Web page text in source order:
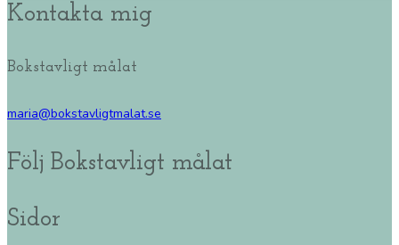
Kontakta mig
Bokstavligt målat
maria@bokstavligtmalat.se
Följ Bokstavligt målat
Sidor